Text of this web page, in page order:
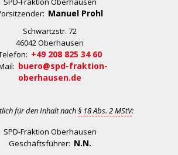
Manuel Prohl
Schwartzstr. 72
46042 Oberhausen
+49 208 825 34 60
buero@spd-fraktion-
oberhausen.de
für den Inhalt nach§ 18 Abs. 2 MStV:
SPD-Fraktion Oberhausen
Geschäftsführer: N.N.